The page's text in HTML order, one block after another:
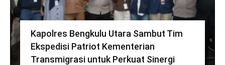
Kapolres Bengkulu Utara Sambut Tim
Ekspedisi Patriot Kementerian
Transmigrasi untuk Perkuat Sinergi